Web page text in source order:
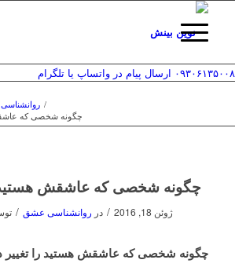
۰۹۳۰۶۱۳۵۰۰۸ ارسال پیام در واتساپ یا تلگرام
/
چگونه شخصی که
چگونه شخصی که عاشقش هستید
ژوئن 18, 2016 / در روانشناسی عشق /
چگونه شخصی که عاشقش هستید را تغییر